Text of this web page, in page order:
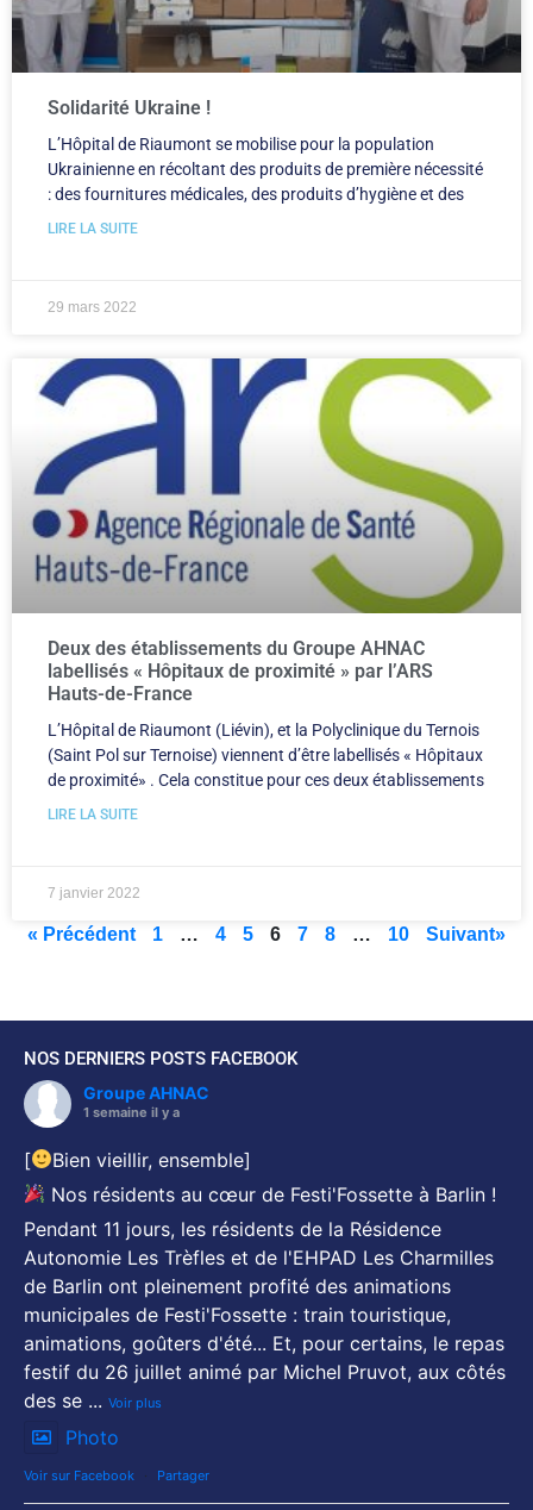
Solidarité Ukraine !
L’Hôpital de Riaumont se mobilise pour la population
Ukrainienne en récoltant des produits de première nécessité
: des fournitures médicales, des produits d’hygiène et des
LIRE LA SUITE
29 mars 2022
Deux des établissements du Groupe AHNAC
labellisés « Hôpitaux de proximité » par l’ARS
Hauts-de-France
L’Hôpital de Riaumont (Liévin), et la Polyclinique du Ternois
(Saint Pol sur Ternoise) viennent d’être labellisés « Hôpitaux
de proximité» . Cela constitue pour ces deux établissements
LIRE LA SUITE
7 janvier 2022
« Précédent 1 … 4 5 6 7 8 … 10 Suivant»
NOS DERNIERS POSTS FACEBOOK
Groupe AHNAC
1 semaine il y a
[
Bien vieillir, ensemble]
Nos résidents au cœur de Festi'Fossette à Barlin !
Pendant 11 jours, les résidents de la Résidence
Autonomie Les Trèfles et de l'EHPAD Les Charmilles
de Barlin ont pleinement profité des animations
municipales de Festi'Fossette : train touristique,
animations, goûters d'été... Et, pour certains, le repas
festif du 26 juillet animé par Michel Pruvot, aux côtés
des se ... Voir plus
Photo
Voir sur Facebook · Partager